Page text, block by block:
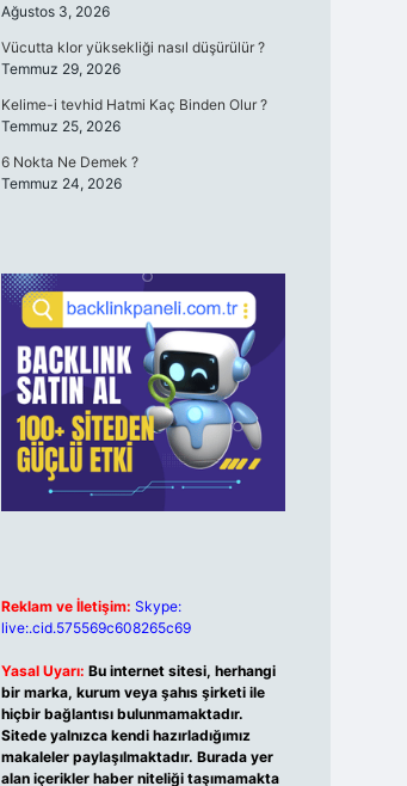
Ağustos 3, 2026
Vücutta klor yüksekliği nasıl düşürülür ?
Temmuz 29, 2026
Kelime-i tevhid Hatmi Kaç Binden Olur ?
Temmuz 25, 2026
6 Nokta Ne Demek ?
Temmuz 24, 2026
Reklam ve İletişim: Skype:
live:.cid.575569c608265c69
Yasal Uyarı: Bu internet sitesi, herhangi
bir marka, kurum veya şahıs şirketi ile
hiçbir bağlantısı bulunmamaktadır.
Sitede yalnızca kendi hazırladığımız
makaleler paylaşılmaktadır. Burada yer
alan içerikler haber niteliği taşımamakta